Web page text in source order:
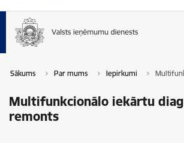
Sākums Par mums Iepirkumi
Multifunkcionālo iekārtu
remonts